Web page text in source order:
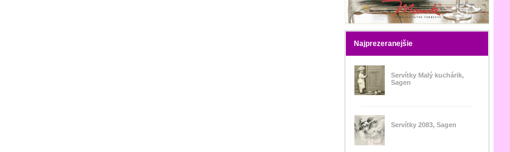
Najprezeranejšie
Servítky Malý kuchárik,
Sagen
Servítky 2083, Sagen